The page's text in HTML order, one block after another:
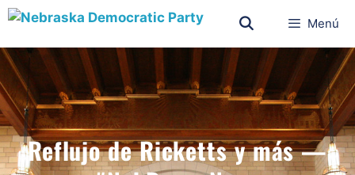
Menú
Reflujo de Ricketts y más —